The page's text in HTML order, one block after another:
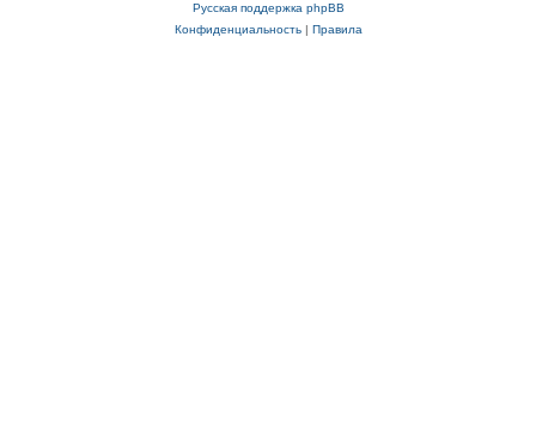
Русская поддержка phpBB
Конфиденциальность| Правила